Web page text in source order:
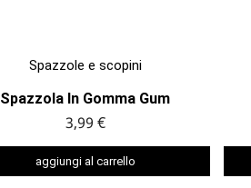
Spazzole e scopini
Spazzola In Gomma Gum
3,99 €
aggiungi al carrello
ANTEPRIMA